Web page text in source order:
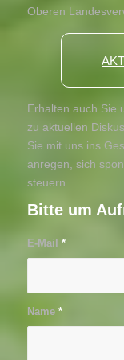
Oberen
Erhalten auch Sie
zu aktuellen
Sie mit uns ins
anregen, sich
steuern.
Bitte um
E-Mail *
Name *